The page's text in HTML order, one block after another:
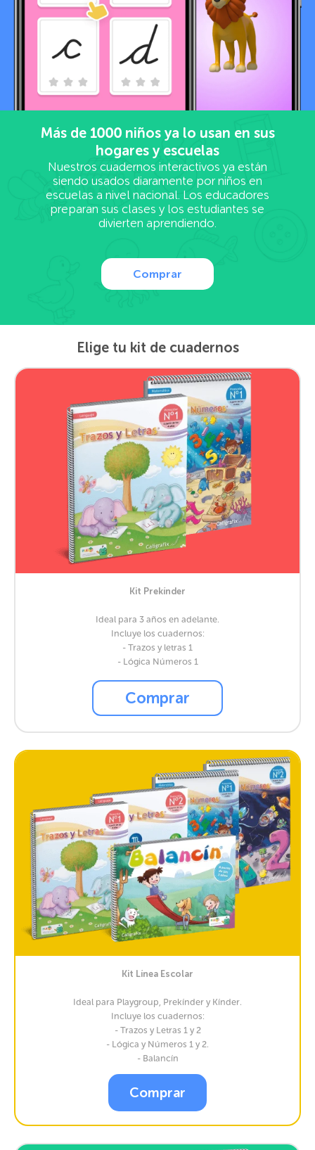
Más de 1000niños ya lo usan en sus
hogares y escuelas
Nuestros cuadernos interactivos ya están
siendo usados diaramente por niños en
escuelas a nivel nacional. Los educadores
preparan sus clases y los estudiantes se
divierten aprendiendo.
Comprar
Elige tu kit de cuadernos
Kit Prekínder
Ideal para 3 años en adelante.
Incluye los cuadernos:
- Trazos y letras 1
- Lógica Números 1
Comprar
Kit Línea Escolar
Ideal para Playgroup, Prekínder y Kínder.
Incluye los cuadernos:
- Trazos y Letras 1 y 2
- Lógica y Números 1 y 2.
- Balancín
Comprar